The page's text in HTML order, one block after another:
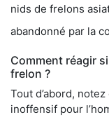
nids de frelons
abandonné par la
Comment réagir
frelon ?
Tout d’abord,
inoffensif pour